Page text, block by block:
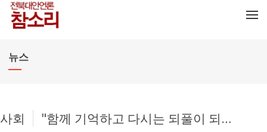
뉴스
사회 "함께 기억하고 다시는 되풀이 되지 않아야 합니다"